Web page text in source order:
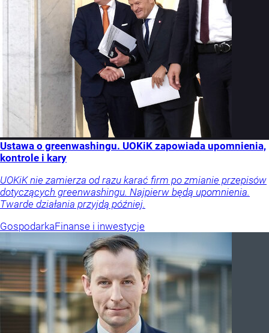
Ustawa o greenwashingu. UOKiK zapowiada upomnienia,
kontrole i kary
UOKiK nie zamierza od razu karać firm po zmianie przepisów
dotyczących greenwashingu. Najpierw będą upomnienia.
Twarde działania przyjdą później.
GospodarkaFinanse i inwestycje